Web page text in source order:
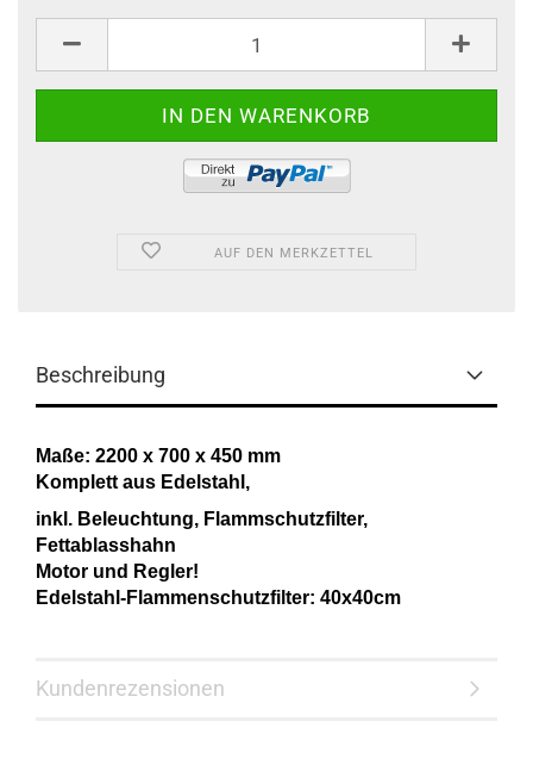
AUF DEN MERKZETTEL
Beschreibung
Maße: 2200 x 700 x 450 mm
Komplett aus Edelstahl,
inkl. Beleuchtung, Flammschutzfilter,
Fettablasshahn
Motor und Regler!
Edelstahl-Flammenschutzfilter: 40x40cm
Kundenrezensionen